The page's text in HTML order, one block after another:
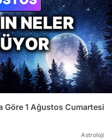
Göre 1 Ağustos Cumartesi
Astroloji